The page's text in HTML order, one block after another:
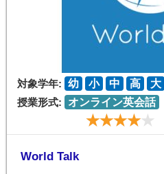
対象学年: 幼 小 中 高 大
授業形式:
オンライン英会話
World Talk